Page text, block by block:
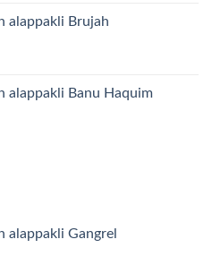
alappakli Brujah
alappakli Banu Haquim
alappakli Gangrel